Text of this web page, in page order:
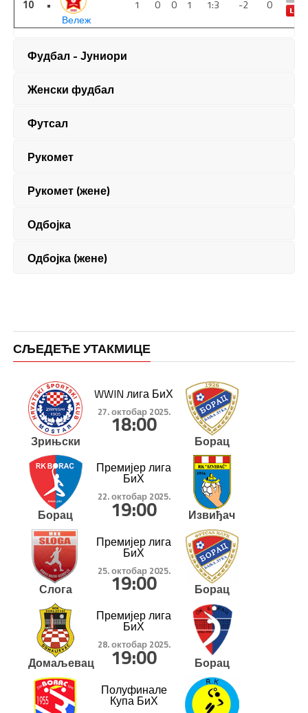
Фудбал - Јуниори
Женски фудбал
Футсал
Рукомет
Рукомет (жене)
Одбојка
Одбојка (жене)
СЉЕДЕЋЕ УТАКМИЦЕ
Зрињски
WWIN лига БиХ
27. октобар 2025.
18:00
Борац
Борац
Премијер лига
БиХ
22. октобар 2025.
19:00 Извиђач
Слога
Премијер лига
БиХ
25. октобар 2025.
19:00 Борац
Домаљевац
Премијер лига
БиХ
28. октобар 2025.
19:00
Борац
Полуфинале
Купа БиХ